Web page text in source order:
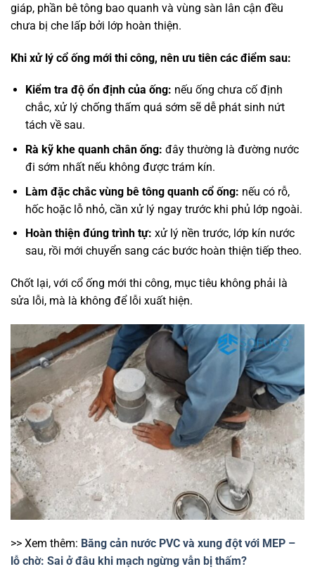
giáp, phần bê tông bao quanh và vùng sàn lân cận đều
chưa bị che lấp bởi lớp hoàn thiện.
Khi xử lý cổ ống mới thi công, nên ưu tiên các điểm sau:
Kiểm tra độ ổn định của ống: nếu ống chưa cố định
chắc, xử lý chống thấm quá sớm sẽ dễ phát sinh nứt
tách về sau.
Rà kỹ khe quanh chân ống: đây thường là đường nước
đi sớm nhất nếu không được trám kín.
Làm đặc chắc vùng bê tông quanh cổ ống: nếu có rỗ,
hốc hoặc lỗ nhỏ, cần xử lý ngay trước khi phủ lớp ngoài.
Hoàn thiện đúng trình tự: xử lý nền trước, lớp kín nước
sau, rồi mới chuyển sang các bước hoàn thiện tiếp theo.
Chốt lại, với cổ ống mới thi công, mục tiêu không phải là
sửa lỗi, mà là không để lỗi xuất hiện.
>> Xem thêm: Băng cản nước PVC và xung đột với MEP –
lỗ chờ: Sai ở đâu khi mạch ngừng vẫn bị thấm?